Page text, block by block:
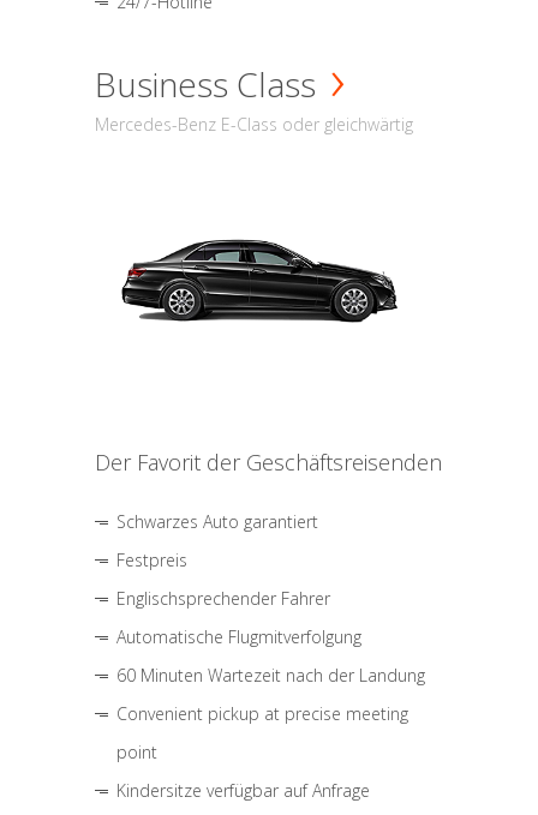
Business Class
Mercedes-Benz E-Class oder gleichwärtig
Der Favorit der Geschäftsreisenden
Schwarzes Auto garantiert
Festpreis
Englischsprechender Fahrer
Automatische Flugmitverfolgung
60 Minuten Wartezeit nach der Landung
Convenient pickup at precise meeting
point
Kindersitze verfügbar auf Anfrage